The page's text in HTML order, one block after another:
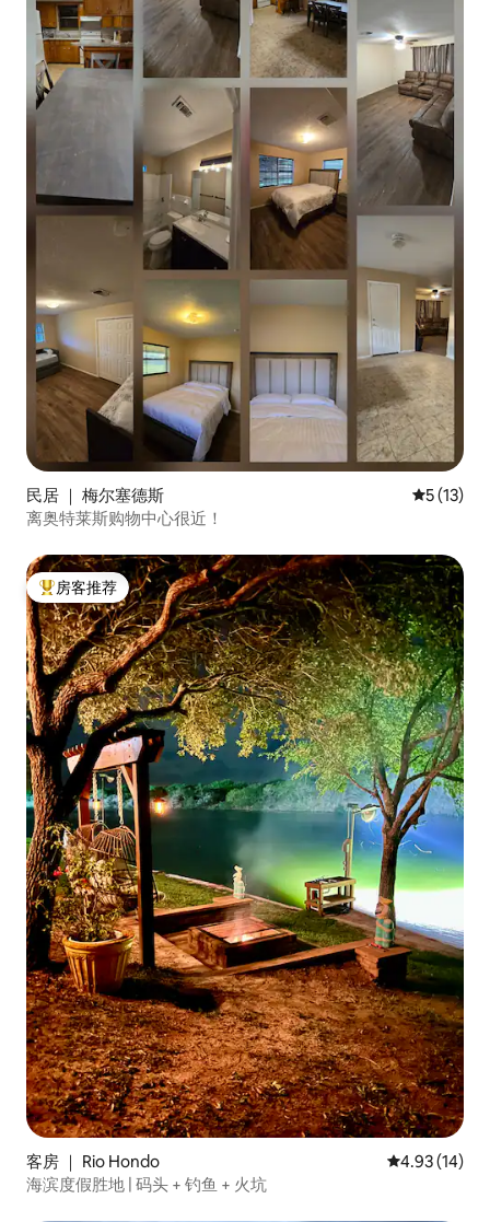
民居 ｜ 梅尔塞德斯 平均评分
5 (13)
离奥特莱斯购物中心很近！
热门「房客推荐」
房客推荐
客房 ｜ Rio Hondo 平均评分
4.93 (14)
海滨度假胜地 | 码头 + 钓鱼 + 火坑